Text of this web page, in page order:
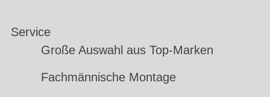
Service
Große Auswahl aus Top-Marken
Fachmännische Montage